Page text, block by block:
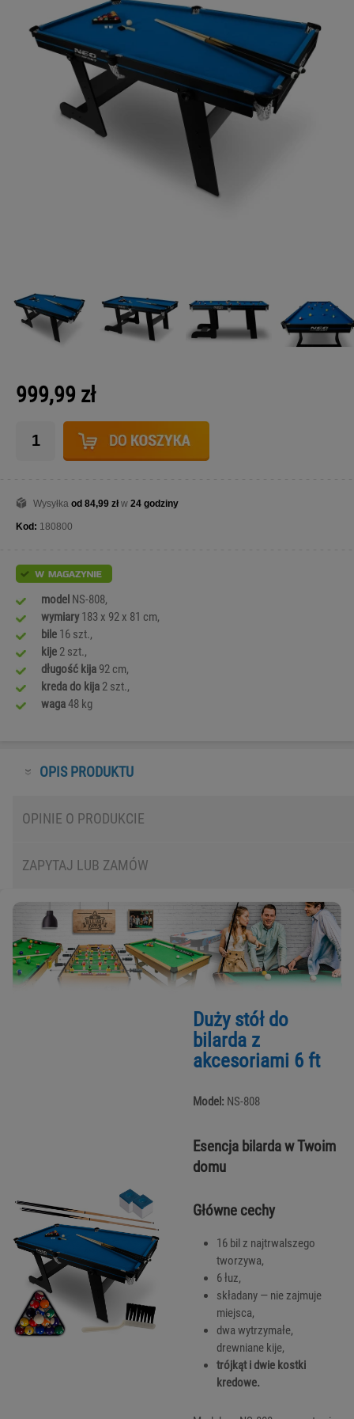
999,99 zł
Wysyłka od 84,99 złw 24 godziny
Kod: 180800
model NS-808,
wymiary183 x 92 x 81 cm,
bile 16 szt.,
kije 2 szt.,
długość kija 92 cm,
kreda do kija 2 szt.,
waga48 kg
OPIS PRODUKTU
OPINIE O PRODUKCIE
ZAPYTAJ LUB ZAMÓW
Duży stół do
bilarda z
akcesoriami 6 ft
Model: NS-808
Esencja bilarda w Twoim
domu
Główne cechy
16 bil z najtrwalszego
tworzywa,
6 łuz,
składany — nie zajmuje
miejsca,
dwa wytrzymałe,
drewniane kije,
trójkąt i dwie kostki
kredowe.